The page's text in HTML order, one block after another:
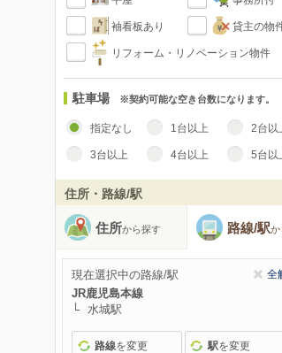
袖看板あり 貸主の物
リフォーム・リノベーション物件
駐車場 ※契約可能な空き台数になります。
指定なし 1台以上 2台以
3台以上 4台以上 5台以
住所・路線/駅
住所から探す 路線/駅か
現在選択中の路線/駅 全
JR鹿児島本線
水城駅
路線を変更 駅を変更